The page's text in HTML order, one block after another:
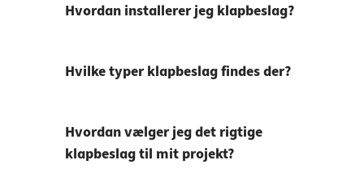
Hvordan installerer jeg klapbeslag?
Hvilke typer klapbeslag findes der?
Hvordan vælger jeg det rigtige
klapbeslag til mit projekt?